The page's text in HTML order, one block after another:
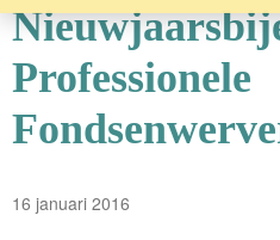
Professionele
16 januari 2016